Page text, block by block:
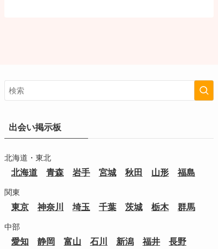
出会い掲示板
北海道・東北
北海道 青森 岩手 宮城 秋田 山形 福島
関東
東京 神奈川 埼玉 千葉 茨城 栃木 群馬
中部
愛知 静岡 富山 石川 新潟 福井 長野